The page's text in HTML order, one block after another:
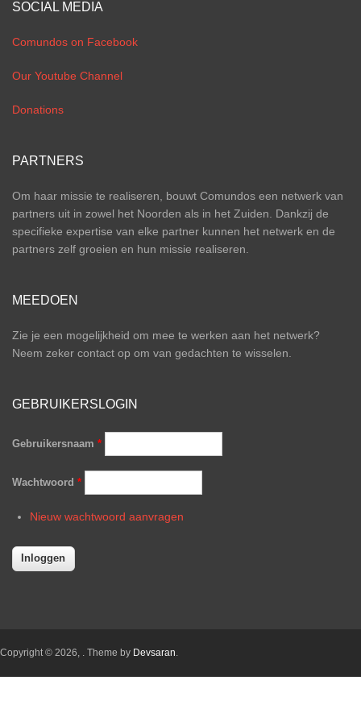
SOCIAL MEDIA
Comundos on Facebook
Our Youtube Channel
Donations
PARTNERS
Om haar missie te realiseren, bouwt Comundos een netwerk van
partners uit in zowel het Noorden als in het Zuiden. Dankzij de
specifieke expertise van elke partner kunnen het netwerk en de
partners zelf groeien en hun missie realiseren.
MEEDOEN
Zie je een mogelijkheid om mee te werken aan het netwerk?
Neem zeker contact op om van gedachten te wisselen.
GEBRUIKERSLOGIN
Gebruikersnaam *
Wachtwoord *
Nieuw wachtwoord aanvragen
Copyright © 2026, . Theme by Devsaran.